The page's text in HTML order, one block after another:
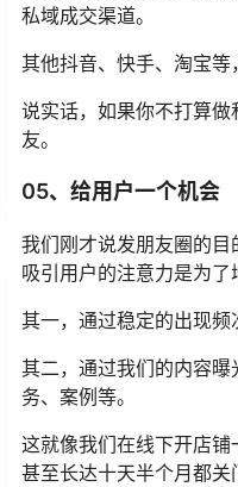
私域成交渠道。
其他抖音、快手、淘宝等
说实话，如果你不打算
友。
05、给用户一个机会
我们刚才说发朋友圈的
吸引用户的注意力是为了
其一，通过稳定的出现频
其二，通过我们的内容
务、案例等。
这就像我们在线下开店铺
甚至长达十天半个月都